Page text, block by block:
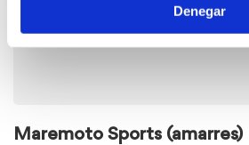
Denegar
Maremoto Sports (amarres)